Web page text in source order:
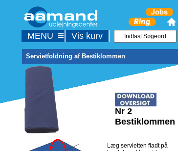
Servietfoldning af Bestiklommen
Nr 2
Bestiklommen
Læg servietten fladt på
MENU Vis kurv